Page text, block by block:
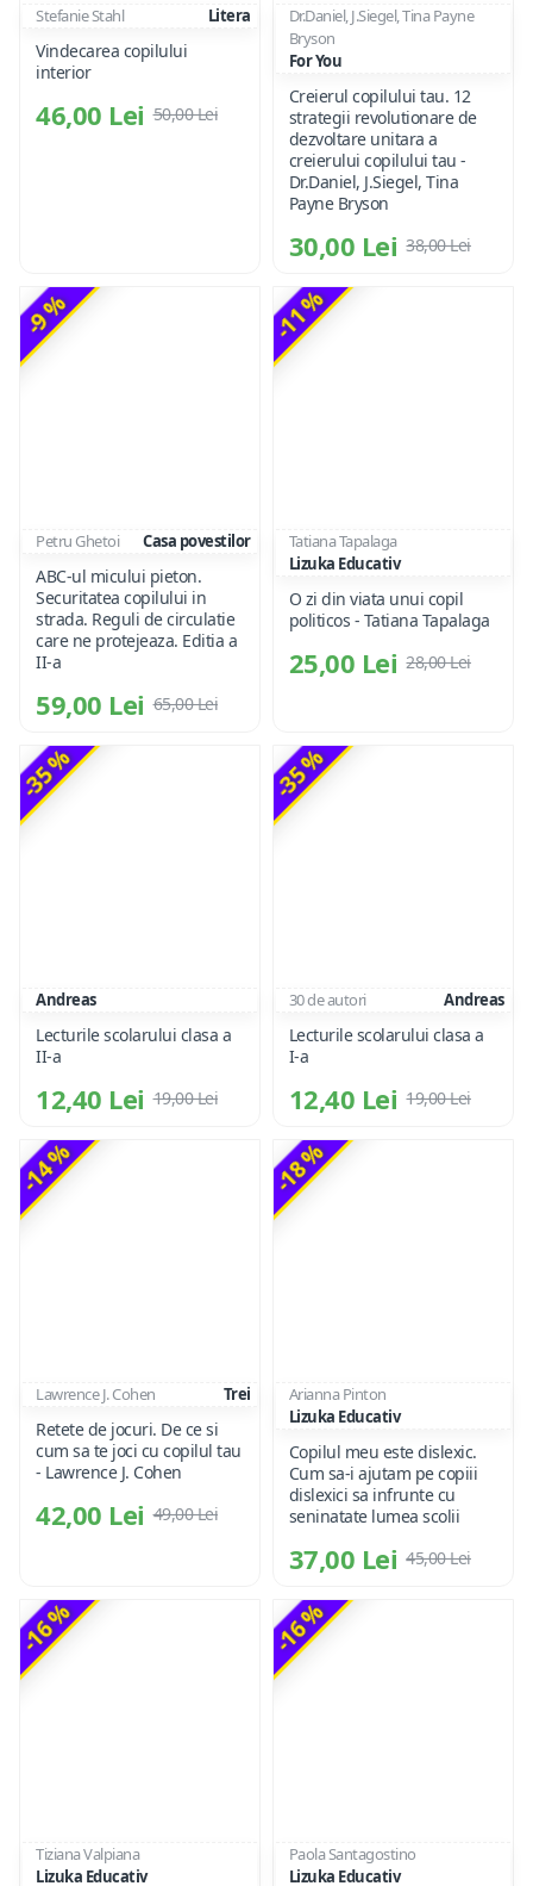
Stefanie Stahl Litera
Vindecarea copilului
interior
46,00 Lei 50,00 Lei
Dr.Daniel, J.Siegel, Tina Payne
Bryson
For You
Creierul copilului tau. 12
strategii revolutionare de
dezvoltare unitara a
creierului copilului tau -
Dr.Daniel, J.Siegel, Tina
Payne Bryson
30,00 Lei 38,00 Lei
-9 %
Petru Ghetoi Casa povestilor
ABC-ul micului pieton.
Securitatea copilului in
strada. Reguli de circulatie
care ne protejeaza. Editia a
II-a
59,00 Lei 65,00 Lei
-11 %
Tatiana Tapalaga
Lizuka Educativ
O zi din viata unui copil
politicos - Tatiana Tapalaga
25,00 Lei 28,00 Lei
-35 %
Andreas
Lecturile scolarului clasa a
II-a
12,40 Lei 19,00 Lei
-35 %
30 de autori Andreas
Lecturile scolarului clasa a
I-a
12,40 Lei 19,00 Lei
-14 %
Lawrence J. Cohen Trei
Retete de jocuri. De ce si
cum sa te joci cu copilul tau
- Lawrence J. Cohen
42,00 Lei 49,00 Lei
-18 %
Arianna Pinton
Lizuka Educativ
Copilul meu este dislexic.
Cum sa-i ajutam pe copiii
dislexici sa infrunte cu
seninatate lumea scolii
37,00 Lei 45,00 Lei
-16 %
Tiziana Valpiana
Lizuka Educativ
-16 %
Paola Santagostino
Lizuka Educativ